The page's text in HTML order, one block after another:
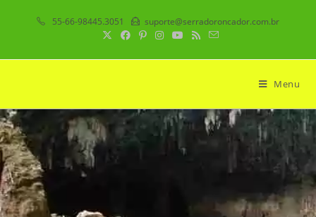
55-66-98445.3051 suporte@serradoroncador.com.br
Menu